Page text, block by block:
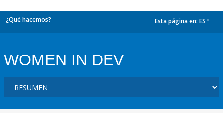
¿Qué hacemos? Esta página en: ES
WOMEN IN DEV